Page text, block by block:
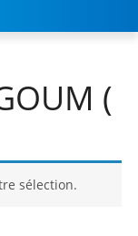
(
sélection.